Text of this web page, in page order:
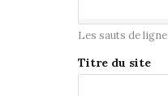
Les sauts de
Titre du site